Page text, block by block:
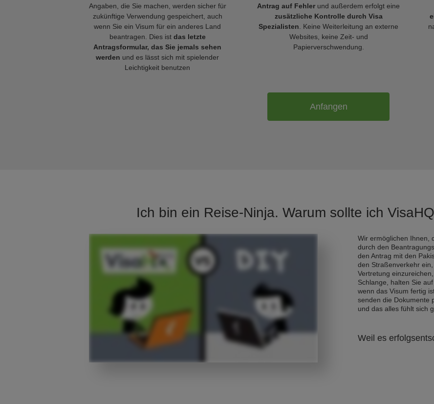
Angaben, die Sie machen, werden sicher für
zukünftige Verwendung gespeichert, auch
wenn Sie ein Visum für ein anderes Land
beantragen. Dies ist das letzte
Antragsformular, das Sie jemals sehen
werden und es lässt sich mit spielender
Leichtigkeit benutzen
Antrag auf Fehler und außerdem erfolgt eine
zusätzliche Kontrolle durch Visa
Spezialisten . Keine Weiterleitung an externe
Websites, keine Zeit- und
Papierverschwendung.
Anfangen
Ich bin ein Reise-Ninja. Warum sollte ich
Wir ermöglichen Ihnen,
durch den
den Antrag mit den
den Straßenverkehr
Vertretung
Schlange, halten Sie
wenn das Visum fertig
senden die Dokumente
und das alles fühlt sich
Weil es